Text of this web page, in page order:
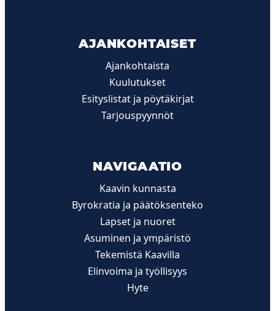
AJANKOHTAISET
Ajankohtaista
Kuulutukset
Esityslistat ja pöytäkirjat
Tarjouspyynnöt
NAVIGAATIO
Kaavin kunnasta
Byrokratia ja päätöksenteko
Lapset ja nuoret
Asuminen ja ympäristö
Tekemistä Kaavilla
Elinvoima ja työllisyys
Hyte